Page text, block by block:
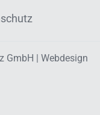
GmbH | Webdesign